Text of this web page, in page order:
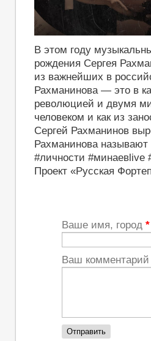
В этом году
рождения Сергея
из важнейших в
Рахманинова — это в
революцией и двумя
человеком и как из
Сергей Рахманинов
Рахманинова
#личности #минаевlive
Проект «Русская
Ваше имя, город *
Ваш